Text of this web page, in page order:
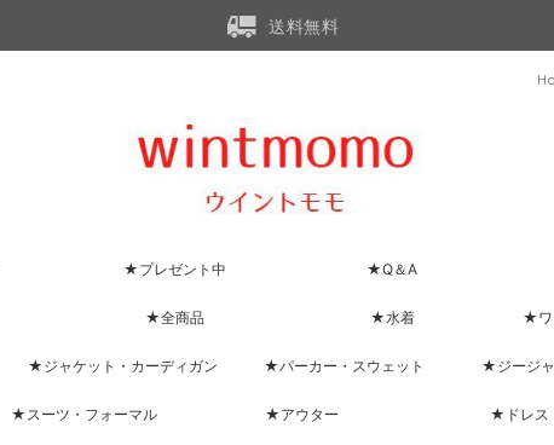
送料無料
★プレゼント中 ★Q＆A
★全商品 ★水着 ★ワ
★ジャケット・カーディガン ★パーカー・スウェット ★ジージ
★スーツ・フォーマル ★アウター ★ドレス